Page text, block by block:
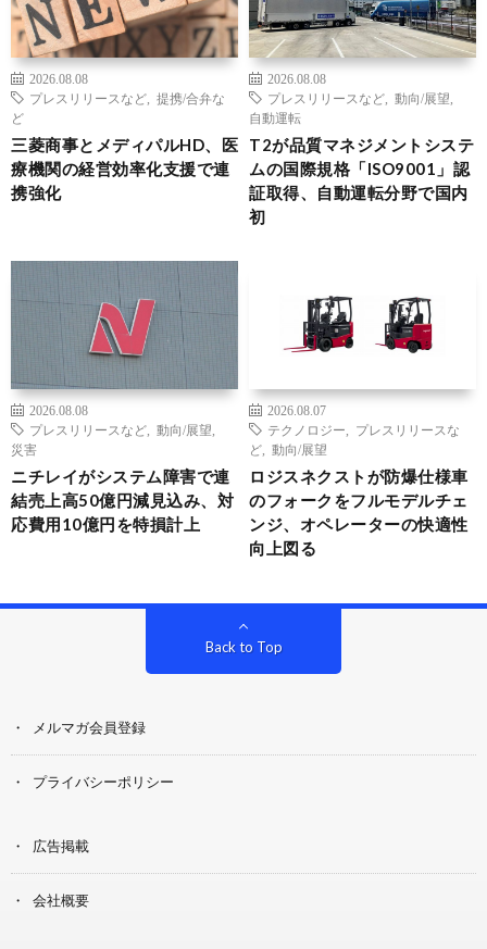
2026.08.08
プレスリリースなど
提携/合弁な
ど
三菱商事とメディパルHD、医
療機関の経営効率化支援で連
携強化
2026.08.08
プレスリリースなど
動向/展望
自動運転
T2が品質マネジメントシステ
ムの国際規格「ISO9001」認
証取得、自動運転分野で国内
初
2026.08.08
プレスリリースなど
動向/展望
災害
ニチレイがシステム障害で連
結売上高50億円減見込み、対
応費用10億円を特損計上
2026.08.07
テクノロジー
プレスリリースな
ど
動向/展望
ロジスネクストが防爆仕様車
のフォークをフルモデルチェ
ンジ、オペレーターの快適性
向上図る
Back to Top
メルマガ会員登録
プライバシーポリシー
広告掲載
会社概要